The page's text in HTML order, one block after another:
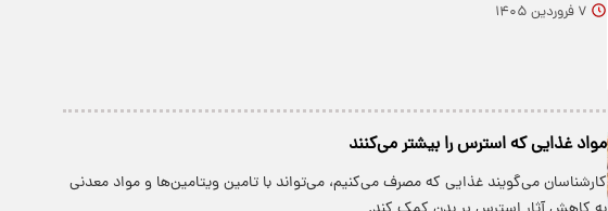
۷ فروردین ۱۴۰۵
مواد غذایی که استرس را بیشتر می‌کنند
کارشناسان می‌گویند غذایی که مصرف می‌کنیم، می‌تواند با تامین ویتامین‌ها و مواد معدنی